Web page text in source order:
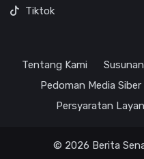
Tiktok
Tentang Kami
Pedoman Media Siber
Persyaratan
© 2026 Berita